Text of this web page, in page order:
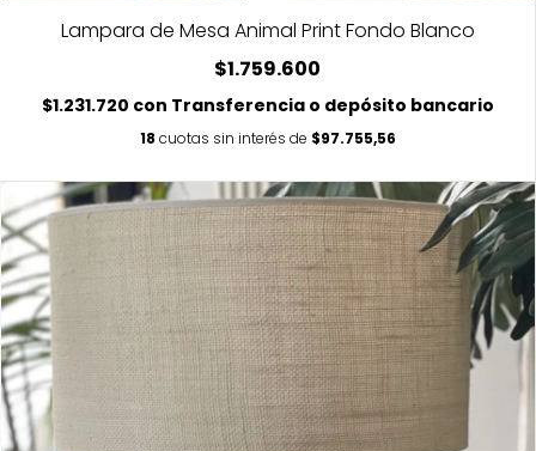
Lampara de Mesa Animal Print Fondo Blanco
$1.759.600
$1.231.720 con Transferencia o depósito bancario
18 cuotas sin interés de $97.755,56